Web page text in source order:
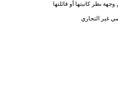
نظر كاتبتها أو قائلتها
غير التجاري